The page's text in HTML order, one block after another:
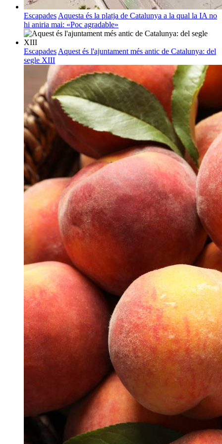
Escapades Aquesta és la platja de Catalunya a la qual la IA no
hi aniria mai: «Poc agradable»
Escapades Aquest és l'ajuntament més antic de Catalunya: del
segle XIII